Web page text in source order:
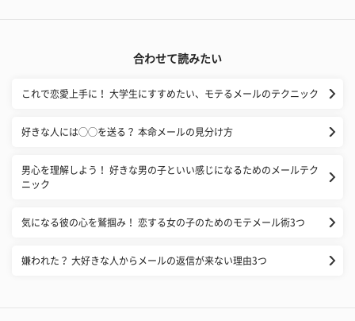
合わせて読みたい
これで恋愛上手に！ 大学生にすすめたい、モテるメールのテクニック
好きな人には◯◯を送る？ 本命メールの見分け方
男心を理解しよう！ 好きな男の子といい感じになるためのメールテク
ニック
気になる彼の心を鷲掴み！ 恋する女の子のためのモテメール術3つ
嫌われた？ 大好きな人からメールの返信が来ない理由3つ